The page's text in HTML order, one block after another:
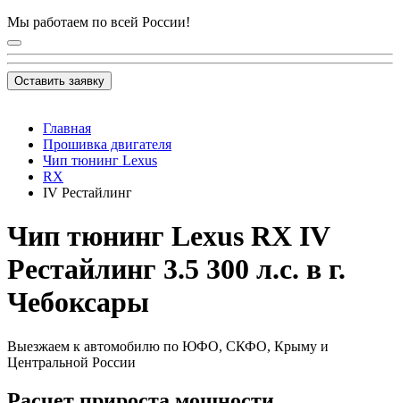
Мы работаем по всей России!
Оставить заявку
Главная
Прошивка двигателя
Чип тюнинг Lexus
RX
IV Рестайлинг
Чип тюнинг Lexus RX IV
Рестайлинг 3.5 300 л.с. в г.
Чебоксары
Выезжаем к автомобилю по ЮФО, СКФО, Крыму и
Центральной России